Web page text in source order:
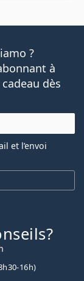
?
à
dès
et l’envoi
16h)